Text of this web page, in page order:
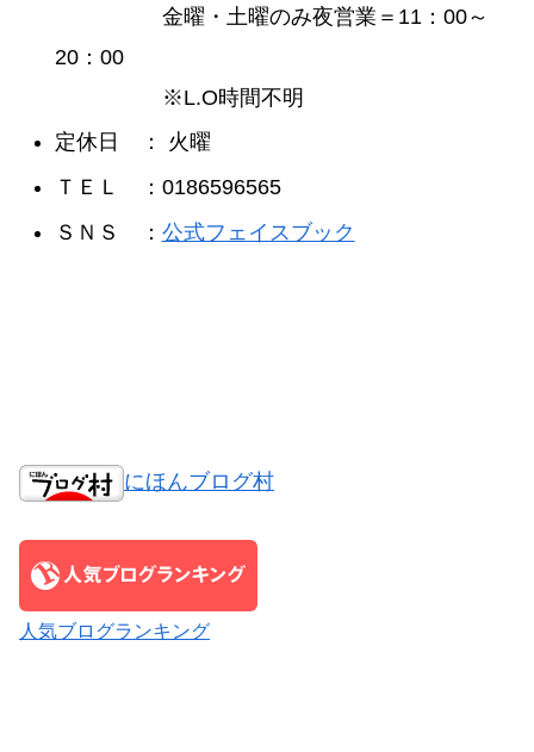
金曜・土曜のみ夜営業＝11：00～
20：00
※L.O時間不明
定休日 ： 火曜
ＴＥＬ ：0186596565
ＳＮＳ ： 公式フェイスブック
にほんブログ村
人気ブログランキング